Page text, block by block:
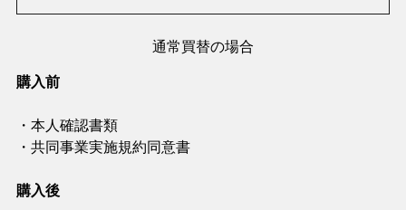
通常買替の場合
購入前
・本人確認書類
・共同事業実施規約同意書
購入後